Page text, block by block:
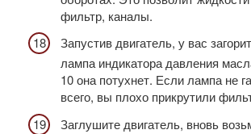
фильтр, каналы.
Запустив двигатель, у вас
лампа индикатора давления
10 она потухнет. Если лампа не
всего, вы плохо прикрутили
Заглушите двигатель, вновь